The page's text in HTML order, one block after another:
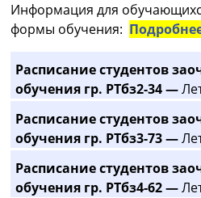
Информация для
формы обучения:
Расписание студентов
обучения гр. РТбз2-34 —
Расписание студентов
обучения гр. РТбз3-73 —
Расписание студентов
обучения гр. РТбз4-62 —